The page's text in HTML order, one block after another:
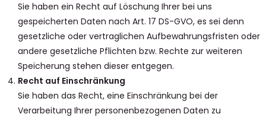
Sie haben ein Recht auf Löschung Ihrer bei uns
gespeicherten Daten nach Art. 17 DS-GVO, es sei denn
gesetzliche oder vertraglichen Aufbewahrungsfristen oder
andere gesetzliche Pflichten bzw. Rechte zur weiteren
Speicherung stehen dieser entgegen.
Recht auf Einschränkung
Sie haben das Recht, eine Einschränkung bei der
Verarbeitung Ihrer personenbezogenen Daten zu